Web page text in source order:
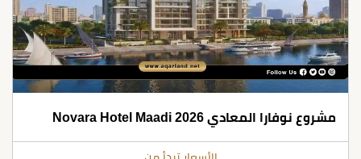
مشروع نوفارا المعادي Novara Hotel Maadi 2026